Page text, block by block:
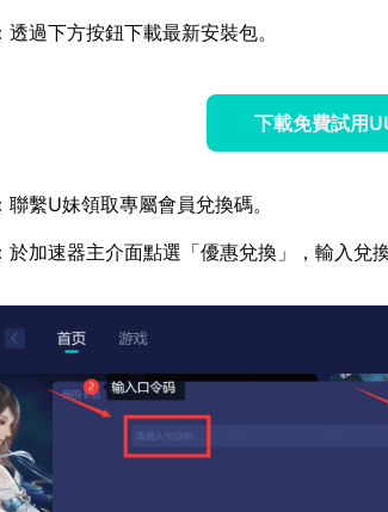
透過下方按鈕下載最新安裝包。
下載免費試用
聯繫U妹領取專屬會員兌換碼。
於加速器主介面點選「優惠兌換」，輸入兌